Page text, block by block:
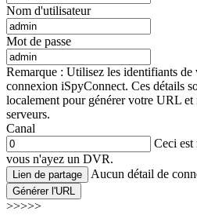
Nom d'utilisateur
Mot de passe
Remarque : Utilisez les identifiants de
connexion iSpyConnect. Ces détails
localement pour générer votre URL et
serveurs.
Canal
Ceci est
vous n'ayez un DVR.
Lien de partage Aucun détail de
Générer l'URL
>>>>>